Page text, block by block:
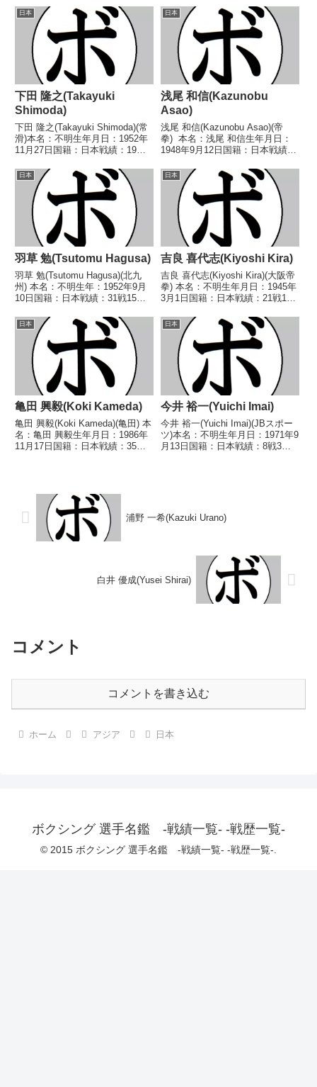
日本
下田 隆之(Takayuki
Shimoda)
下田 隆之(Takayuki Shimoda)(常
滑)本名：不明生年月日：1952年
11月27日国籍：日本戦績：19戦5
【戦歴】1971/08/27 ●4R判
定 (採点不明) 松永 善光(蟹
江)1971/11...
日本
浅尾 和信(Kazunobu
Asao)
浅尾 和信(Kazunobu Asao)(帝
拳) 本名：浅尾 和信生年月日：
1948年9月12日国籍：日本戦績：
ル】1969年度東日本バンタム級
新人王 【戦歴】1969/04/21
○4R判定 (...
日本
羽草 勉(Tsutomu Hagusa)
羽草 勉(Tsutomu Hagusa)(北九
州) 本名：不明生年：1952年9月
10日国籍：日本戦績：31戦15勝
1970年度全日本ウェルター級新
人王第8代OBF東洋(OPBF東洋太
平洋前身)スーパー...
日本
吉良 喜代志(Kiyoshi Kira)
吉良 喜代志(Kiyoshi Kira)(大阪帝
拳) 本名：不明生年月日：1945年
3月1日国籍：日本戦績：21戦13
なし 【戦歴】■1964年度西日本
バンタム級新人王予選
1964/09/30 ●1RT...
日本
亀田 興毅(Koki Kameda)
亀田 興毅(Koki Kameda)(亀田) 本
名：亀田 興毅生年月日：1986年
11月17日国籍：日本戦績：35戦
(アマチュア)2003年度全...
日本
今井 裕一(Yuichi Imai)
今井 裕一(Yuichi Imai)(JBスポー
ツ)本名：不明生年月日：1971年9
月13日国籍：日本戦績：8戦3勝
浦野 一希(Kazuki Urano)
白井 優成(Yusei Shirai)
コメント
コメントを書き込む
ホーム アジア 日本
ボクシング 選手名鑑 -戦績一覧- -戦歴一覧-
© 2015 ボクシング 選手名鑑 -戦績一覧- -戦歴一覧-.